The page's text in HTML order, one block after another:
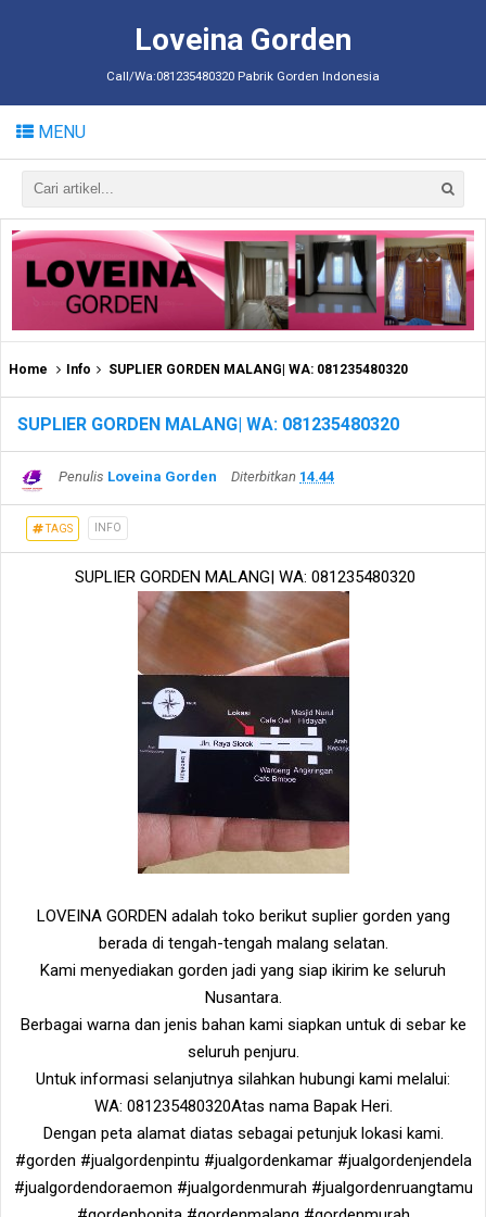
Loveina Gorden
Call/Wa:081235480320 Pabrik Gorden Indonesia
MENU
Home Info SUPLIER GORDEN MALANG| WA: 081235480320
SUPLIER GORDEN MALANG| WA: 081235480320
Penulis Loveina Gorden Diterbitkan 14.44
TAGS INFO
SUPLIER GORDEN MALANG| WA: 081235480320
LOVEINA GORDEN adalah toko berikut suplier gorden yang
berada di tengah-tengah malang selatan.
Kami menyediakan gorden jadi yang siap ikirim ke seluruh
Nusantara.
Berbagai warna dan jenis bahan kami siapkan untuk di sebar ke
seluruh penjuru.
Untuk informasi selanjutnya silahkan hubungi kami melalui:
WA: 081235480320Atas nama Bapak Heri.
Dengan peta alamat diatas sebagai petunjuk lokasi kami.
#gorden #jualgordenpintu #jualgordenkamar #jualgordenjendela
#jualgordendoraemon #jualgordenmurah #jualgordenruangtamu